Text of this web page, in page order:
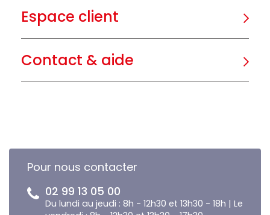
Espace client
Contact & aide
Pour nous contacter
02 99 13 05 00
Du lundi au jeudi : 8h - 12h30 et 13h30 - 18h | Le